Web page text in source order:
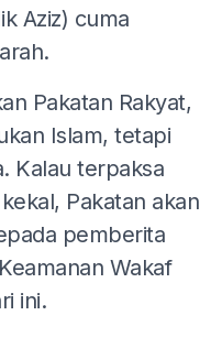
Aziz) cuma
Pakatan Rakyat,
Islam, tetapi
Kalau terpaksa
Pakatan akan
pemberita
Wakaf
ini.